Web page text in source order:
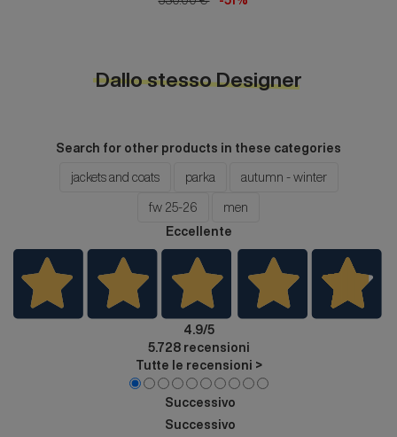
Dallo stesso Designer
Search for other products in these categories
jackets and coats parka autumn - winter
fw 25-26
men
Eccellente
4.9/5
5.728recensioni
Tutte le recensioni >
Successivo
Successivo